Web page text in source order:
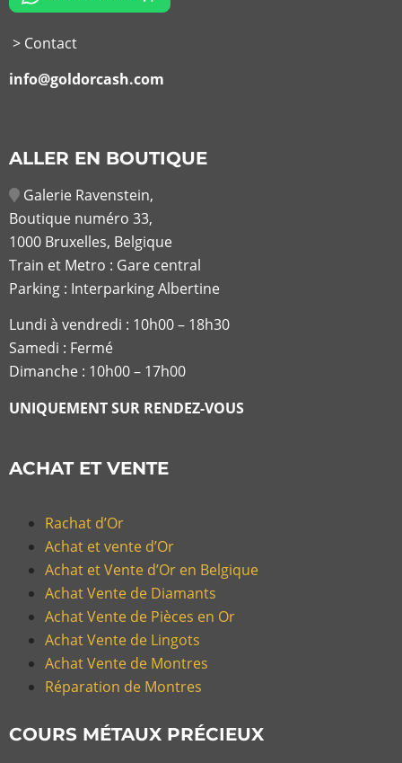
> Contact
info@goldorcash.com
ALLER EN BOUTIQUE
Galerie Ravenstein,
Boutique numéro 33,
1000 Bruxelles, Belgique
Train et Metro : Gare central
Parking : Interparking Albertine
Lundi à vendredi : 10h00 – 18h30
Samedi : Fermé
Dimanche : 10h00 – 17h00
UNIQUEMENT SUR RENDEZ-VOUS
ACHAT ET VENTE
Rachat d’Or
Achat et vente d’Or
Achat et Vente d’Or en Belgique
Achat Vente de Diamants
Achat Vente de Pièces en Or
Achat Vente de Lingots
Achat Vente de Montres
Réparation de Montres
COURS MÉTAUX PRÉCIEUX